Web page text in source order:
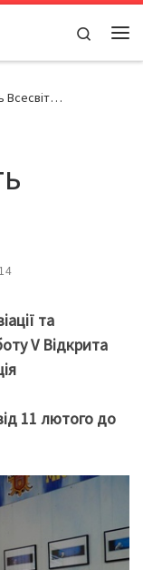
Search
Всесвіт…
та
V Відкрита
11 лютого до